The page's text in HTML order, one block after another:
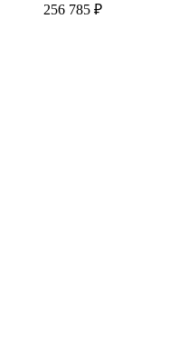
256 785 ₽